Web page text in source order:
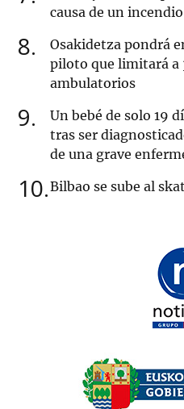
causa de un incendio
8
Osakidetza pondrá
piloto que limitará a
ambulatorios
9
Un bebé de solo 19
tras ser
de una grave
10 Bilbao se sube al